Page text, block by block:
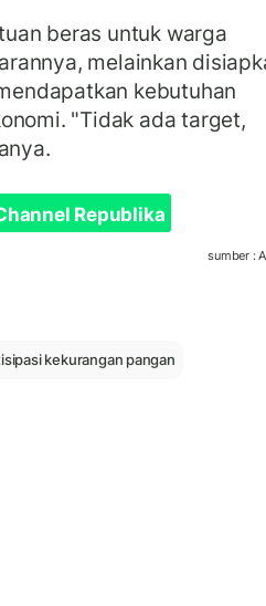
beras untuk warga
melainkan
kebutuhan
"Tidak ada target,
Republika
sumber :
kekurangan pangan